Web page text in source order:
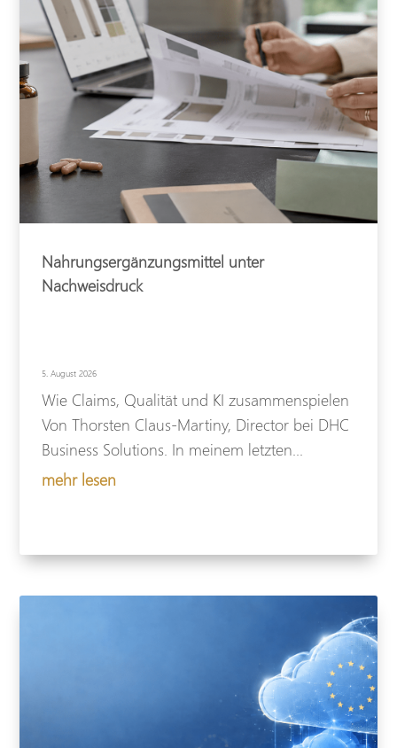
Nahrungsergänzungsmittel unter
Nachweisdruck
5. August 2026
Wie Claims, Qualität und KI zusammenspielen
Von Thorsten Claus-Martiny, Director bei DHC
Business Solutions. In meinem letzten...
mehr lesen